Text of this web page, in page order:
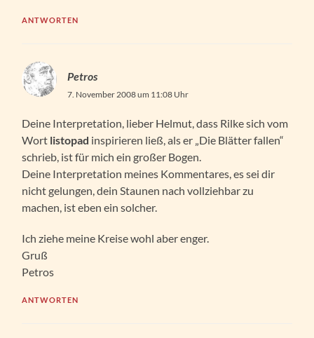
ANTWORTEN
Petros
7. November 2008 um 11:08 Uhr
Deine Interpretation, lieber Helmut, dass Rilke sich vom
Wort listopad inspirieren ließ, als er „Die Blätter fallen“
schrieb, ist für mich ein großer Bogen.
Deine Interpretation meines Kommentares, es sei dir
nicht gelungen, dein Staunen nach vollziehbar zu
machen, ist eben ein solcher.
Ich ziehe meine Kreise wohl aber enger.
Gruß
Petros
ANTWORTEN